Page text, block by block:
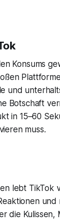
Konsums
und
Botschaft
in 15–60
muss.
lebt TikTok
und
die